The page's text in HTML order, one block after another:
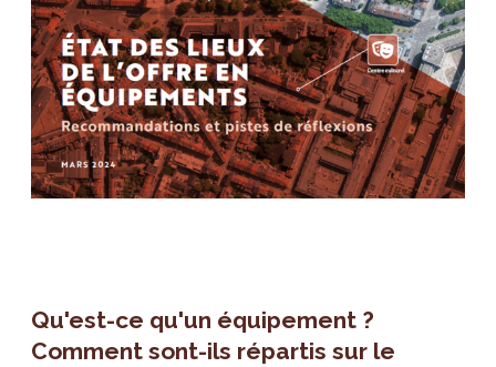
Qu'est-ce qu'un équipement ?
Comment sont-ils répartis sur le